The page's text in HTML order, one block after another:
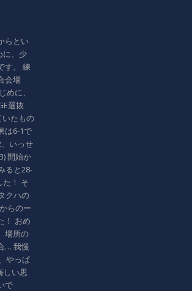
らとい
に、少
す。 練
会場
に、
選抜
いたもの
は6-1で
いっせ
開始か
ると28-
た！ そ
クハの
らのー
！ おめ
場所の
… 我慢
やっぱ
しい思
で